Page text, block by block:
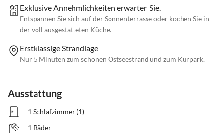
Exklusive Annehmlichkeiten erwarten Sie.
Entspannen Sie sich auf der Sonnenterrasse oder kochen Sie in
der voll ausgestatteten Küche.
Erstklassige Strandlage
Nur 5 Minuten zum schönen Ostseestrand und zum Kurpark.
Ausstattung
1 Schlafzimmer (1)
1 Bäder